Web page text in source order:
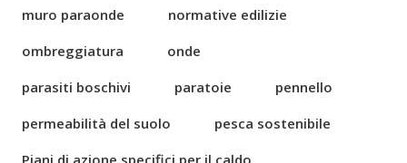
muro paraonde
normative edilizie
ombreggiatura
onde
parasiti boschivi
paratoie
pennello
permeabilità del suolo
pesca sostenibile
Piani di azione specifici per il caldo